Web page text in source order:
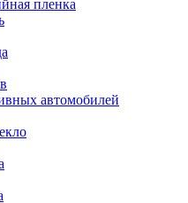
пленка
автомобилей